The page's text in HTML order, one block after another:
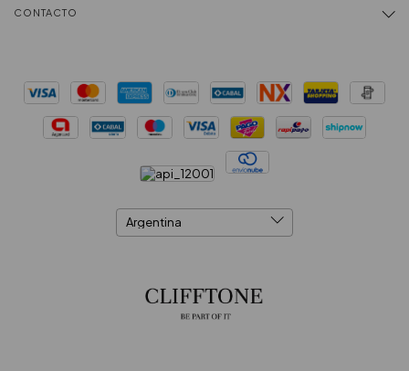
CONTACTO